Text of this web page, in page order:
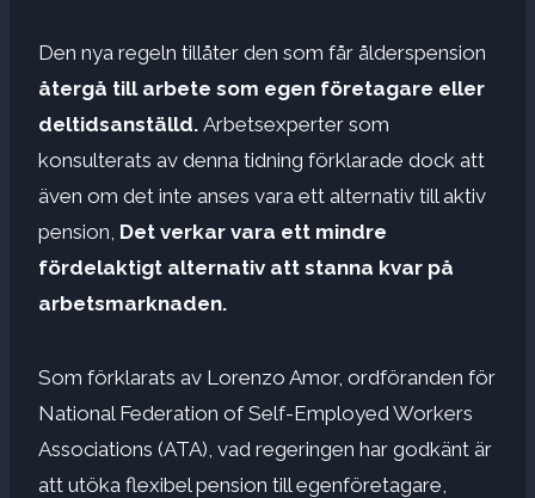
Den nya regeln tillåter den som får ålderspension
återgå till arbete som egen företagare eller
deltidsanställd. Arbetsexperter som
konsulterats av denna tidning förklarade dock att
även om det inte anses vara ett alternativ till aktiv
pension, Det verkar vara ett mindre
fördelaktigt alternativ att stanna kvar på
arbetsmarknaden.
Som förklarats av Lorenzo Amor, ordföranden för
National Federation of Self-Employed Workers
Associations (ATA), vad regeringen har godkänt är
att utöka flexibel pension till egenföretagare,